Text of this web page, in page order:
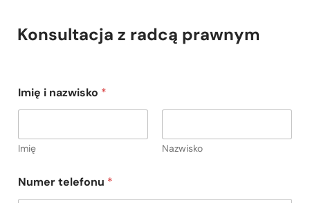
Konsultacja z radcą prawnym
Imię i nazwisko *
Imię Nazwisko
Numer telefonu *